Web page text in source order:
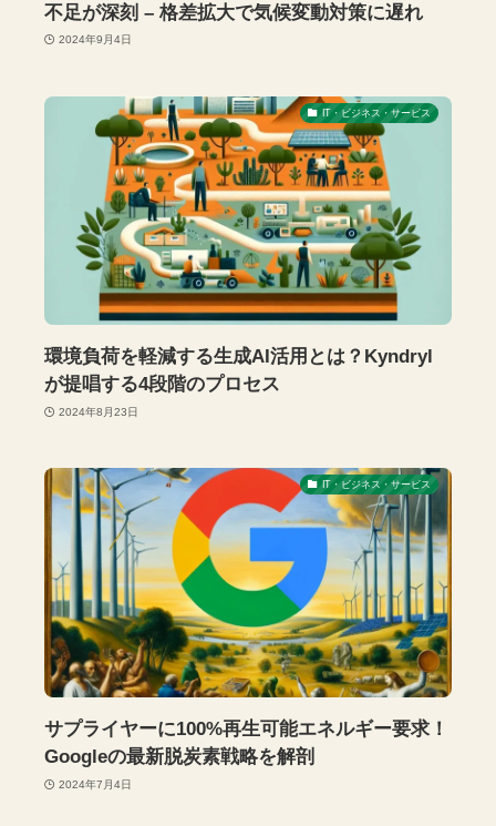
不足が深刻 – 格差拡大で気候変動対策に遅れ
2024年9月4日
IT・ビジネス・サービス
環境負荷を軽減する生成AI活用とは？Kyndryl
が提唱する4段階のプロセス
2024年8月23日
IT・ビジネス・サービス
サプライヤーに100%再生可能エネルギー要求！
Googleの最新脱炭素戦略を解剖
2024年7月4日